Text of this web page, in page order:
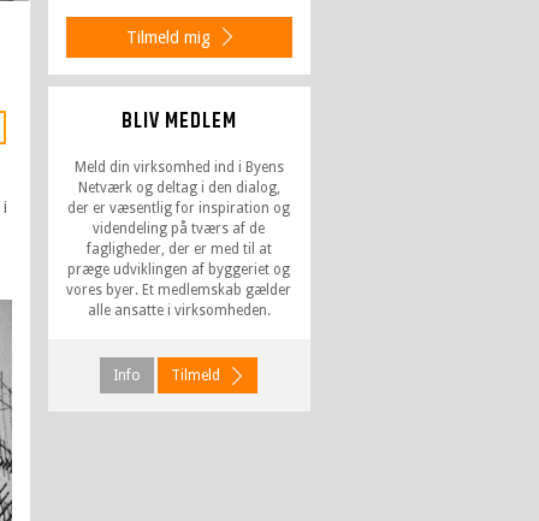
Tilmeld mig
BLIV MEDLEM
Meld din virksomhed ind i Byens
Netværk og deltag i den dialog,
der er væsentlig for inspiration og
videndeling på tværs af de
fagligheder, der er med til at
præge udviklingen af byggeriet og
vores byer. Et medlemskab gælder
alle ansatte i virksomheden.
Info Tilmeld